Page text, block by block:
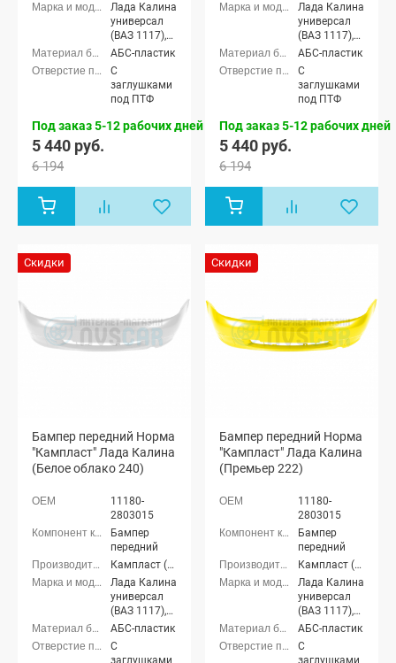
Лада Калина
универсал
(ВАЗ 1117),
Лада Калина
седан (ВАЗ
1118), Лада
Калина
хэтчбек (ВАЗ
1119)
АБС-пластик
С
заглушками
под ПТФ
Под заказ 5-12 рабочих дней
5 440 руб.
6 194
Лада Калина
универсал
(ВАЗ 1117),
Лада Калина
седан (ВАЗ
1118), Лада
Калина
хэтчбек (ВАЗ
1119)
АБС-пластик
С
заглушками
под ПТФ
Под заказ 5-12 рабочих дней
5 440 руб.
6 194
Скидки
Бампер передний Норма
"Кампласт" Лада Калина
(Белое облако 240)
11180-
2803015
Бампер
передний
Кампласт (г. Набережные Челны)
Лада Калина
универсал
(ВАЗ 1117),
Лада Калина
седан (ВАЗ
1118), Лада
АБС-пластик
С
заглушками
Скидки
Бампер передний Норма
"Кампласт" Лада Калина
(Премьер 222)
11180-
2803015
Бампер
передний
Кампласт (г. Набережные Челны)
Лада Калина
универсал
(ВАЗ 1117),
Лада Калина
седан (ВАЗ
1118), Лада
АБС-пластик
С
заглушками